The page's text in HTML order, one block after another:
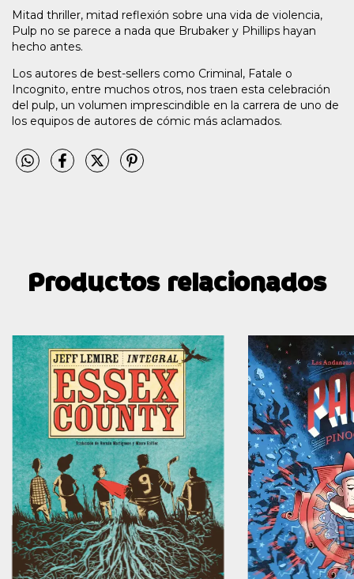
Mitad thriller, mitad reflexión sobre una vida de violencia,
Pulp no se parece a nada que Brubaker y Phillips hayan
hecho antes.
Los autores de best-sellers como Criminal, Fatale o
Incognito, entre muchos otros, nos traen esta celebración
del pulp, un volumen imprescindible en la carrera de uno de
los equipos de autores de cómic más aclamados.
Productos relacionados